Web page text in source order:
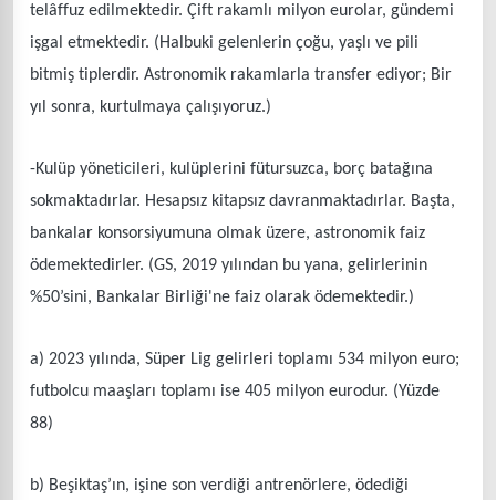
telâffuz edilmektedir. Çift rakamlı milyon eurolar, gündemi
işgal etmektedir. (Halbuki gelenlerin çoğu, yaşlı ve pili
bitmiş tiplerdir. Astronomik rakamlarla transfer ediyor; Bir
yıl sonra, kurtulmaya çalışıyoruz.)
-Kulüp yöneticileri, kulüplerini fütursuzca, borç batağına
sokmaktadırlar. Hesapsız kitapsız davranmaktadırlar. Başta,
bankalar konsorsiyumuna olmak üzere, astronomik faiz
ödemektedirler. (GS, 2019 yılından bu yana, gelirlerinin
%50’sini, Bankalar Birliği'ne faiz olarak ödemektedir.)
a) 2023 yılında, Süper Lig gelirleri toplamı 534 milyon euro;
futbolcu maaşları toplamı ise 405 milyon eurodur. (Yüzde
88)
b) Beşiktaş’ın, işine son verdiği antrenörlere, ödediği